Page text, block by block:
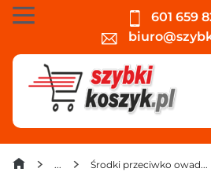
601 659
Środki przeciwko owadom, gryzoniom, kretom